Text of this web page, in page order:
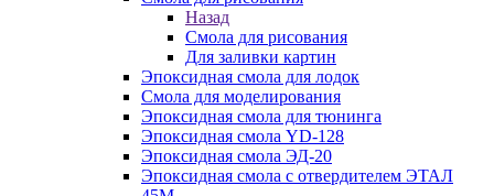
Назад
Смола для рисования
Для заливки картин
Эпоксидная смола для лодок
Смола для моделирования
Эпоксидная смола для тюнинга
Эпоксидная смола YD-128
Эпоксидная смола ЭД-20
Эпоксидная смола с отвердителем ЭТАЛ